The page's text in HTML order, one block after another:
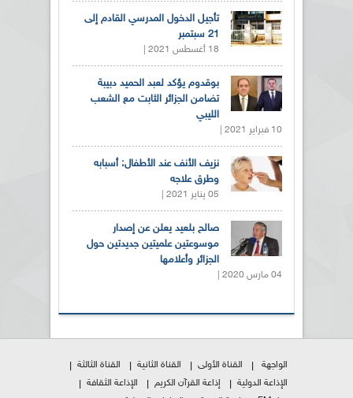
تأجيل الدخول المدرسي القادم إلى
21 سبتمبر
18 أغسطس 2021 |
بوقدوم يؤكد لعبد الحميد دبيبة
تضامن الجزائر الثابت مع الشعب
الليبي
10 فبراير 2021 |
نزيف الأنف عند الأطفال: أسبابه
وطرق علاجه
05 يناير 2021 |
صالح بلعيد يعلن عن إصدار
موسوعتين علميتين جديدتين حول
الجزائر وأعلامها
04 مارس 2020 |
الواجهة القناة الأولى القناة الثانية
القناة الثالثة
الإذاعة الدولية
إذاعة القرآن الكريم
الإذاعة الثقافة